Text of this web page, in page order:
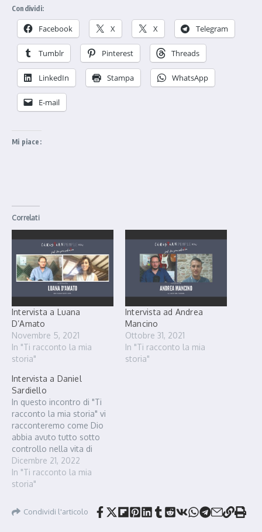
Condividi:
Facebook X X Telegram
Tumblr Pinterest Threads
LinkedIn Stampa WhatsApp
E-mail
Mi piace:
Correlati
Intervista a Luana
D’Amato
Novembre 5, 2021
In "Ti racconto la mia
storia"
Intervista ad Andrea
Mancino
Ottobre 31, 2021
In "Ti racconto la mia
storia"
Intervista a Daniel
Sardiello
In questo incontro di "Ti
racconto la mia storia" vi
racconteremo come Dio
abbia avuto tutto sotto
controllo nella vita di
Daniel Sardiello e come lo
abbia protetto da ogni
male, anche quando
fosse.
Dicembre 21, 2022
In "Ti racconto la mia
storia"
Condividi l'articolo